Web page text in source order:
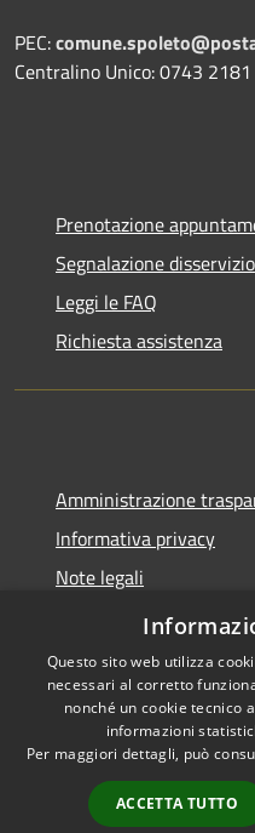
PEC:
Centralino Unico: 0743 2181
Prenotazione
Segnalazione disservizio
Leggi le FAQ
Richiesta assistenza
Amministrazione
Informativa privacy
Note legali
Dichiarazione di
Accessibilità
Questo sito web utilizza
necessari al corretto
nonché un cookie tecnico
informazioni
Per maggiori dettagli, può
ACCETTA TUTTO